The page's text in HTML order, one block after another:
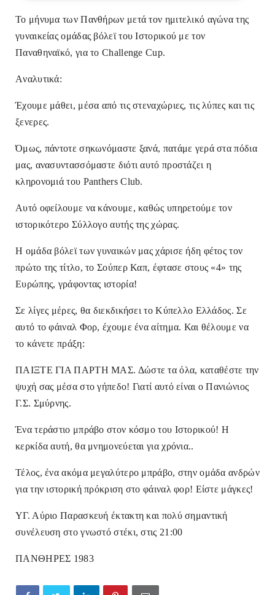
Το μήνυμα των Πανθήρων μετά τον ημιτελικό αγώνα της
γυναικείας ομάδας βόλεϊ του Ιστορικού με τον
Παναθηναϊκό, για το Challenge Cup.
Aναλυτικά:
Έχουμε μάθει, μέσα από τις στεναχώριες, τις λύπες και τις
ξενερες.
Όμως, πάντοτε σηκωνόμαστε ξανά, πατάμε γερά στα πόδια
μας, ανασυντασσόμαστε διότι αυτό προστάζει η
κληρονομιά του Panthers Club.
Αυτό οφείλουμε να κάνουμε, καθώς υπηρετούμε τον
ιστορικότερο Σύλλογο αυτής της χώρας.
Η ομάδα βόλεϊ των γυναικών μας χάρισε ήδη φέτος τον
πρώτο της τίτλο, το Σούπερ Καπ, έφτασε στους «4» της
Ευρώπης, γράφοντας ιστορία!
Σε λίγες μέρες, θα διεκδικήσει το Κύπελλο Ελλάδος. Σε
αυτό το φάιναλ Φορ, έχουμε ένα αίτημα. Και θέλουμε να
το κάνετε πράξη:
ΠΑΙΞΤΕ ΓΙΑ ΠΑΡΤΗ ΜΑΣ. Δώστε τα όλα, καταθέστε την
ψυχή σας μέσα στο γήπεδο! Γιατί αυτό είναι ο Πανιώνιος
Γ.Σ. Σμύρνης.
Ένα τεράστιο μπράβο στον κόσμο του Ιστορικού! Η
κερκίδα αυτή, θα μνημονεύεται για χρόνια..
Τέλος, ένα ακόμα μεγαλύτερο μπράβο, στην ομάδα ανδρών
για την ιστορική πρόκριση στο φάιναλ φορ! Είστε μάγκες!
ΥΓ. Αύριο Παρασκευή έκτακτη και πολύ σημαντική
συνέλευση στο γνωστό στέκι, στις 21:00
ΠΑΝΘΗΡΕΣ 1983